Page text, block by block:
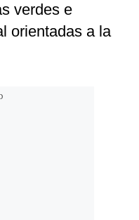
verdes e
orientadas a la